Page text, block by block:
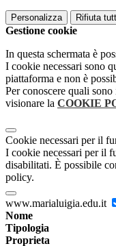
Personalizza Rifiuta
Gestione cookie
In questa schermata è
I cookie necessari sono
piattaforma e non è
Per conoscere quali
visionare la COOKIE
Cookie necessari per il
I cookie necessari per il
disabilitati. È possibile
policy.
www.marialuigia.edu.it
Nome
Tipologia
Proprieta